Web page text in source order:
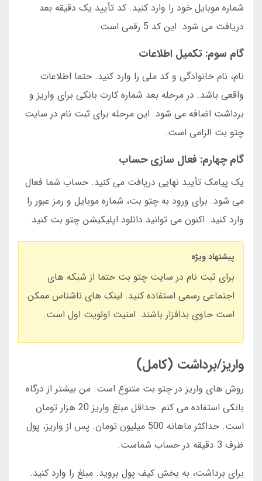
شماره موبایل خود را وارد کنید. کد تأیید یک دقیقه بعد
دریافت می شود. این کد 5 رقمی است.
گام سوم: تکمیل اطلاعات
نام، نام خانوادگی و کد ملی را وارد کنید. حتما اطلاعات
واقعی باشد. در مرحله بعد شماره کارت بانکی برای واریز و
برداشت اضافه می شود. این مرحله برای ثبت نام در سایت
چتو بت الزامی است.
گام چهارم: فعال سازی حساب
یک پیامک تأیید نهایی دریافت می کنید. حساب شما فعال
می شود. برای ورود به چتو بت، شماره موبایل و رمز عبور را
وارد کنید. اکنون می توانید دانلود اپلیکیشن چتو بت کنید.
پیشنهاد ویژه
برای ثبت نام در سایت چتو بت حتما از شبکه های
اجتماعی رسمی استفاده کنید. لینک های ناشناس ممکن
است حاوی بدافزار باشند. امنیت اولویت اول است.
واریز/برداشت (کامل)
روش های واریز در چتو بت متنوع است. من بیشتر از درگاه
بانکی استفاده می کنم. حداقل مبلغ واریز 20 هزار تومان
است. حداکثر ماهانه 500 میلیون تومان. پس از واریز، پول
ظرف 3 دقیقه در حساب شماست.
برای برداشت، به بخش کیف پول بروید. مبلغ را وارد کنید.